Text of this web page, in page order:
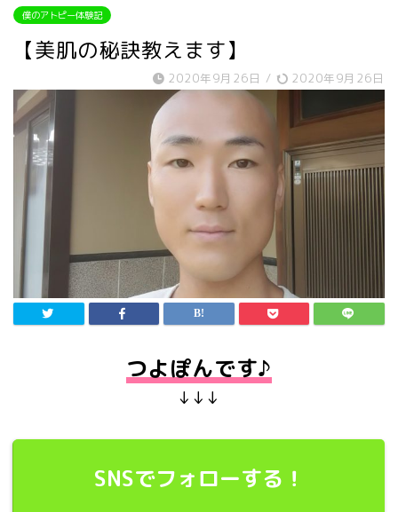
僕のアトピー体験記
【美肌の秘訣教えます】
2020年9月26日 / 2020年9月26日
つよぽんです♪
↓↓↓
SNSでフォローする！